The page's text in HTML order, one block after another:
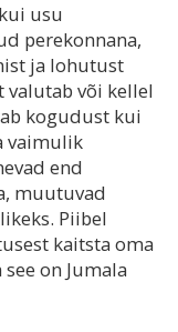
usu
perekonnana,
ja lohutust
või kellel
kogudust kui
vaimulik
end
muutuvad
Piibel
kaitsta oma
on Jumala